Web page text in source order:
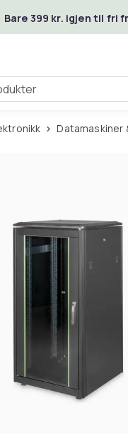
Bare 399 kr. igjen til fri